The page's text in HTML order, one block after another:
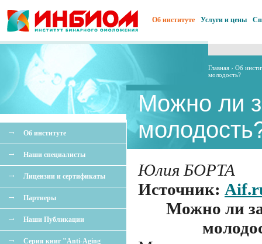
Об институте Услуги и цены
Об институте
Наши специалисты
Лицензии и сертификаты
Партнеры
Наши Публикации
Серия книг "Anti-Aging
Главная › Об
молодость?
Можно ли
Юлия БОРТА
Источник:
Можно ли